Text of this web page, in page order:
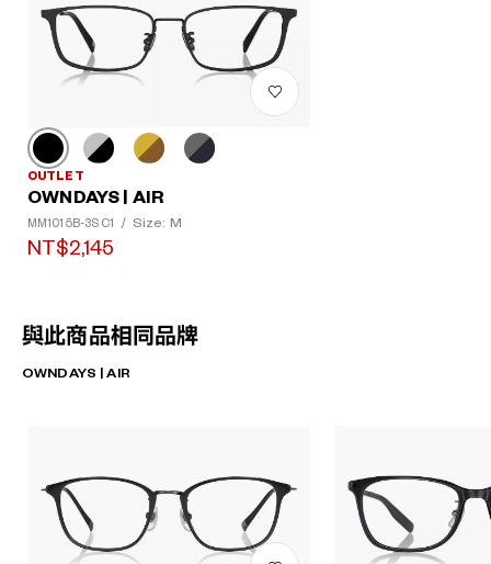
OUTLET
OWNDAYS | AIR
MM1015B-3S C1 / Size: M
NT$2,145
與此商品相同品牌
OWNDAYS | AIR